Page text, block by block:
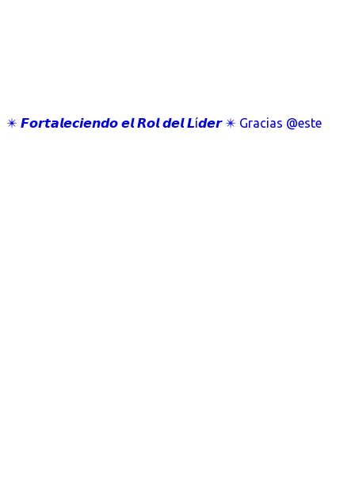
✴️ 𝙁𝙤𝙧𝙩𝙖𝙡𝙚𝙘𝙞𝙚𝙣𝙙𝙤 𝙚𝙡 𝙍𝙤𝙡 𝙙𝙚𝙡 𝙇í𝙙𝙚𝙧 ✴️ Gracias @este